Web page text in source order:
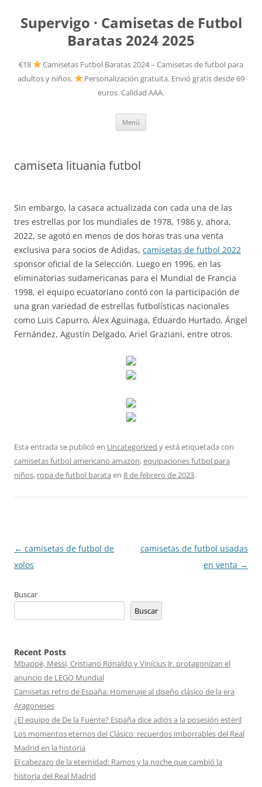
Supervigo · Camisetas de Futbol
Baratas 2024 2025
€18
Camisetas Futbol Baratas 2024 – Camisetas de futbol para
adultos y niños.
Personalización gratuita. Envió gratis desde 69
euros. Calidad AAA.
Menú
camiseta lituania futbol
Sin embargo, la casaca actualizada con cada una de las
tres estrellas por los mundiales de 1978, 1986 y, ahora,
2022, se agotó en menos de dos horas tras una venta
exclusiva para socios de Adidas, camisetas de futbol 2022
sponsor oficial de la Selección. Luego en 1996, en las
eliminatorias sudamericanas para el Mundial de Francia
1998, el equipo ecuatoriano contó con la participación de
una gran variedad de estrellas futbolísticas nacionales
como Luis Capurro, Álex Aguinaga, Eduardo Hurtado, Ángel
Fernández, Agustín Delgado, Ariel Graziani, entre otros.
Esta entrada se publicó en Uncategorized y está etiquetada con
camisetas futbol americano amazon,equipaciones futbol para
niños, ropa de futbol barata en 8 de febrero de 2023.
Navegación
de
← camisetas de futbol de
xolos
camisetas de futbol usadas
en venta →
Buscar
Buscar
Recent Posts
Mbappé, Messi, Cristiano Ronaldo y Vinícius Jr. protagonizan el
anuncio de LEGO Mundial
Camisetas retro de España: Homenaje al diseño clásico de la era
Aragoneses
¿El equipo de De la Fuente? España dice adiós a la posesión estéril
Los momentos eternos del Clásico: recuerdos imborrables del Real
Madrid en la historia
El cabezazo de la eternidad: Ramos y la noche que cambió la
historia del Real Madrid